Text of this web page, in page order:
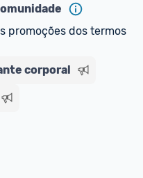
promoções dos termos
corporal